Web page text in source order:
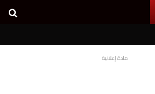
مادة إعلانية